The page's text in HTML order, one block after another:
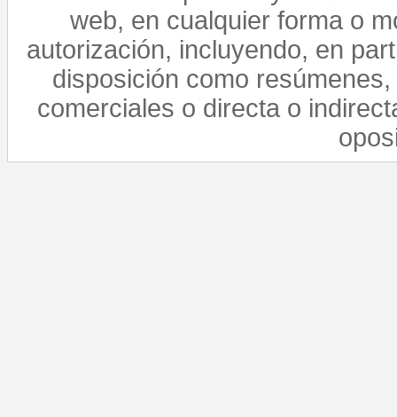
web, en cualquier forma o
autorización, incluyendo, en
disposición como
comerciales o directa o